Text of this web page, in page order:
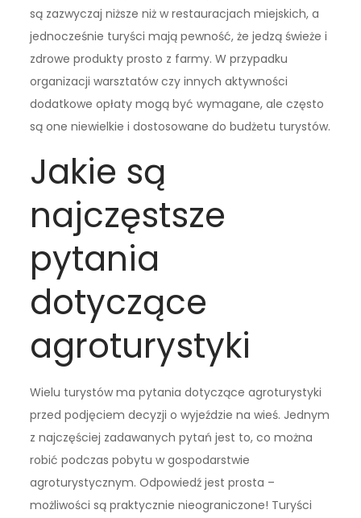
są zazwyczaj niższe niż w restauracjach miejskich, a
jednocześnie turyści mają pewność, że jedzą świeże i
zdrowe produkty prosto z farmy. W przypadku
organizacji warsztatów czy innych aktywności
dodatkowe opłaty mogą być wymagane, ale często
są one niewielkie i dostosowane do budżetu turystów.
Jakie są
najczęstsze
pytania
dotyczące
agroturystyki
Wielu turystów ma pytania dotyczące agroturystyki
przed podjęciem decyzji o wyjeździe na wieś. Jednym
z najczęściej zadawanych pytań jest to, co można
robić podczas pobytu w gospodarstwie
agroturystycznym. Odpowiedź jest prosta –
możliwości są praktycznie nieograniczone! Turyści